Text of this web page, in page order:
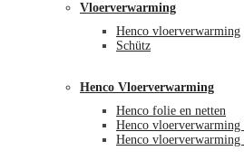
Vloerverwarming
Henco vloerverwarming
Schütz
Henco Vloerverwarming
Henco folie en netten
Henco vloerverwarming
Henco vloerverwarming